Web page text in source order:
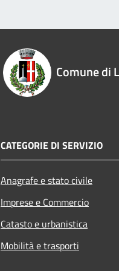
Comune di
CATEGORIE DI SERVIZIO
Anagrafe e stato civile
Imprese e Commercio
Catasto e urbanistica
Mobilità e trasporti